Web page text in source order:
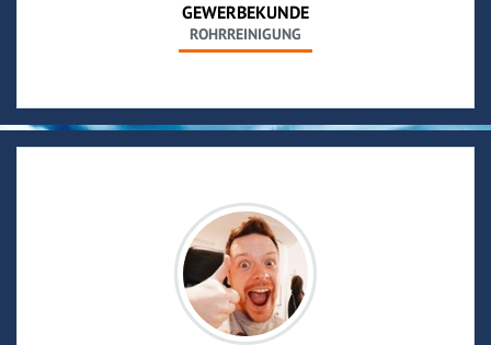
GEWERBEKUNDE
ROHRREINIGUNG